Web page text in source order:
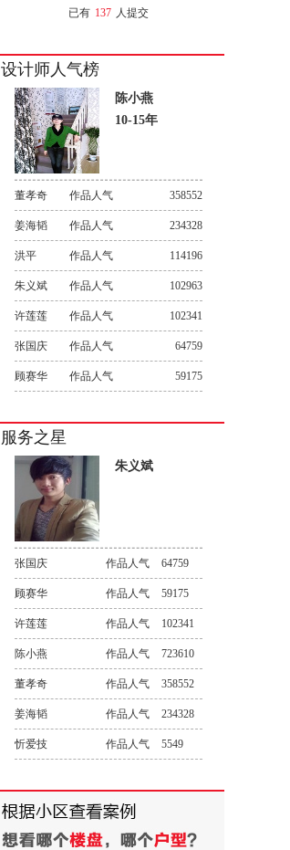
已有 137 人提交
设计师人气榜
陈小燕
10-15年
358552
董孝奇 作品人气
234328
姜海韬 作品人气
114196
洪平 作品人气
102963
朱义斌 作品人气
102341
许莲莲 作品人气
64759
张国庆 作品人气
59175
顾赛华 作品人气
服务之星
朱义斌
64759
张国庆 作品人气
59175
顾赛华 作品人气
102341
许莲莲 作品人气
723610
陈小燕 作品人气
358552
董孝奇 作品人气
234328
姜海韬 作品人气
5549
忻爱技 作品人气